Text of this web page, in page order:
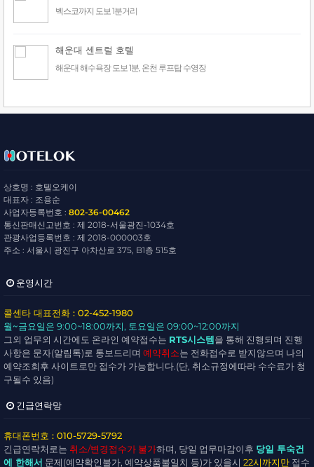
벡스코까지 도보 1분거리
해운대 센트럴 호텔
해운대 해수욕장 도보 1분, 온천 루프탑 수영장
상호명 : 호텔오케이
대표자 : 조용순
사업자등록번호 : 802-36-00462
통신판매신고번호 : 제 2018-서울광진-1034호
관광사업등록번호 : 제 2018-000003호
주소 : 서울시 광진구 아차산로 375, B1층 515호
운영시간
콜센타 대표전화 : 02-452-1980
월~금요일은 9:00~18:00까지, 토요일은 09:00~12:00까지
그외 업무외 시간에도 온라인 예약접수는 RTS시스템을 통해 진행되며 진행
사항은 문자(알림톡)로 통보드리며 예약취소는 전화접수로 받지않으며 나의
예약조회후 사이트로만 접수가 가능합니다.(단, 취소규정에따라 수수료가 청
구될수 있음)
긴급연락망
휴대폰번호 : 010-5729-5792
긴급연락처로는 취소/변경접수가 불가하며, 당일 업무마감이후 당일 투숙건
에 한해서 문제(예약확인불가, 예약상품불일치 등)가 있을시 22시까지만 접수